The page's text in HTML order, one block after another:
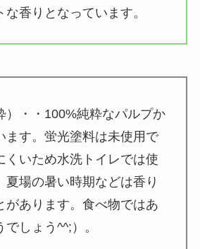
香りとなっています。
）・・100%純粋なパルプか
ます。蛍光塗料は未使用で
くいため水洗トイレでは使
夏場の暑い時期などは香り
があります。食べ物ではあ
しょう^^;）。